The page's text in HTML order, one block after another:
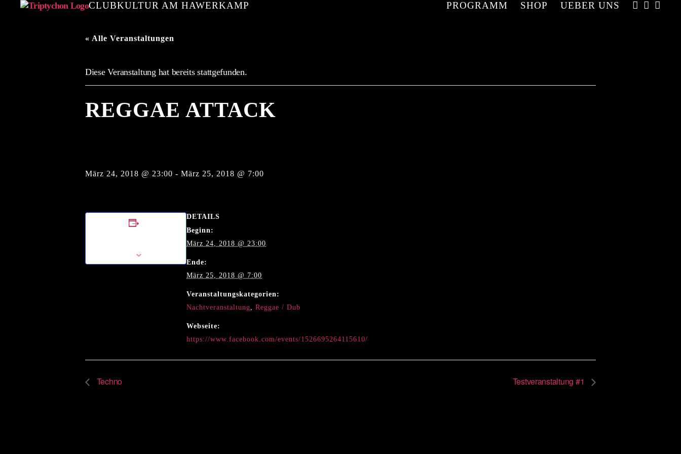
CLUBKULTUR AM HAWERKAMP PROGRAMM SHOP UEBER UNS
« Alle Veranstaltungen
Diese Veranstaltung hat bereits stattgefunden.
REGGAE ATTACK
März 24, 2018 @ 23:00 - März 25, 2018 @ 7:00
DETAILS
Beginn:
März 24, 2018 @ 23:00
Ende:
März 25, 2018 @ 7:00
Veranstaltungskategorien:
Nachtveranstaltung, Reggae / Dub
Webseite:
https://www.facebook.com/events/1526695264115610/
Techno Testveranstaltung #1